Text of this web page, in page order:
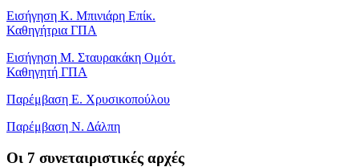
Εισήγηση Κ. Μπινιάρη Επίκ.
Καθηγήτρια ΓΠΑ
Εισήγηση Μ. Σταυρακάκη Ομότ.
Καθηγητή ΓΠΑ
Παρέμβαση Ε. Χρυσικοπούλου
Παρέμβαση Ν. Δάλπη
Oι 7 συνεταιριστικές αρχές